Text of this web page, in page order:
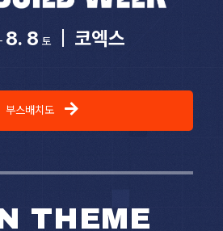
8. 8 토 코엑스
부스배치도
THEME